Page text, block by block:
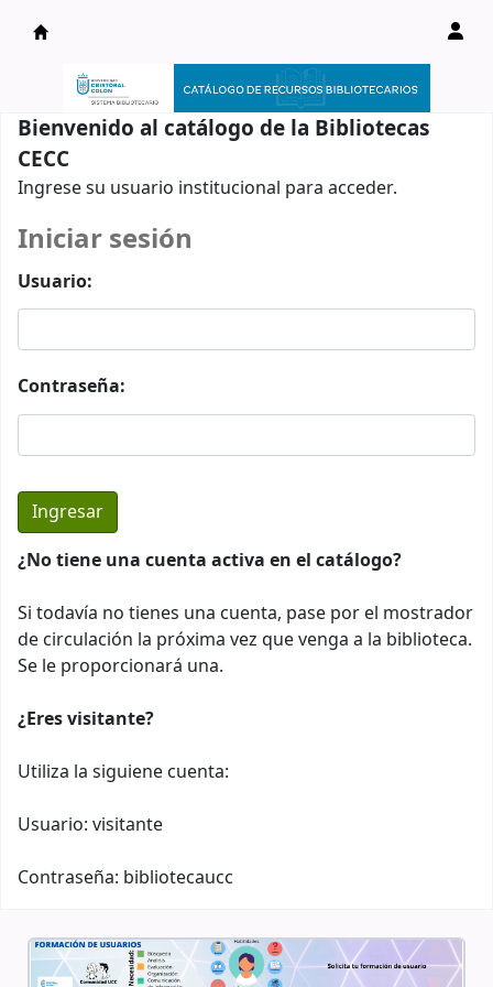
Catálogo en línea
Bienvenido al catálogo de la Bibliotecas
CECC
Ingrese su usuario institucional para acceder.
Iniciar sesión
Usuario:
Contraseña:
¿No tiene una cuenta activa en el catálogo?
Si todavía no tienes una cuenta, pase por el mostrador
de circulación la próxima vez que venga a la biblioteca.
Se le proporcionará una.
¿Eres visitante?
Utiliza la siguiene cuenta:
Usuario: visitante
Contraseña: bibliotecaucc